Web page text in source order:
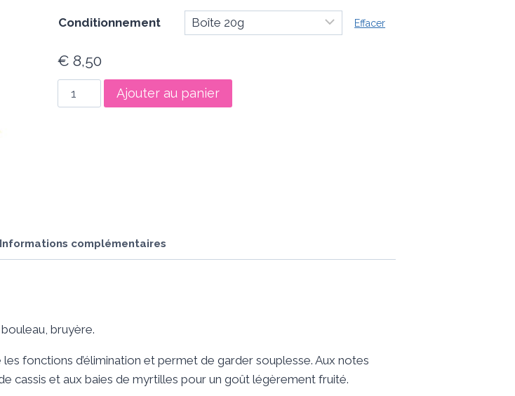
€ 8,00
Conditionnement Effacer
€ 8,50
quantité
de
Ajouter au panier
Informations complémentaires
bruyère.
fonctions d’élimination et permet de garder souplesse. Aux notes
cassis et aux baies de myrtilles pour un goût légèrement fruité.